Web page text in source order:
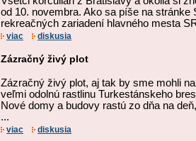
od 10. novembra. Ako sa píše na
rekreačných zariadení hlavného mesta
viac diskusia
Zázračný živý plot
Zázračný živý plot, aj tak by sme mohli
veľmi odolnú rastlinu Turkestánskeho
Nové domy a budovy rastú zo dňa na
...
viac diskusia